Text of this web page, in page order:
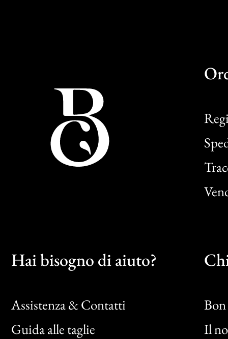
Hai bisogno di aiuto?
Assistenza & Contatti
Guida alle taglie
Il